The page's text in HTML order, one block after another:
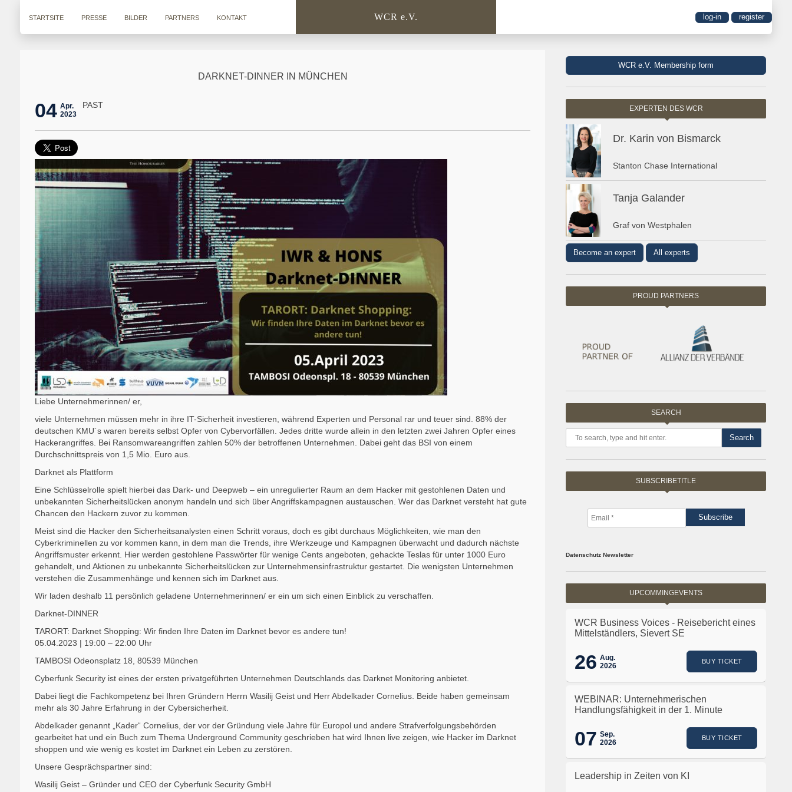
STARTSITE PRESSE BILDER PARTNERS KONTAKT WCR e.V. log-in register
DARKNET-DINNER IN MÜNCHEN
04 Apr.
2023
PAST
Liebe Unternehmerinnen/ er,
viele Unternehmen müssen mehr in ihre IT-Sicherheit investieren, während Experten und Personal rar und teuer sind. 88% der
deutschen KMU´s waren bereits selbst Opfer von Cybervorfällen. Jedes dritte wurde allein in den letzten zwei Jahren Opfer eines
Hackerangriffes. Bei Ransomwareangriffen zahlen 50% der betroffenen Unternehmen. Dabei geht das BSI von einem
Durchschnittspreis von 1,5 Mio. Euro aus.
Darknet als Plattform
Eine Schlüsselrolle spielt hierbei das Dark- und Deepweb – ein unregulierter Raum an dem Hacker mit gestohlenen Daten und
unbekannten Sicherheitslücken anonym handeln und sich über Angriffskampagnen austauschen. Wer das Darknet versteht hat gute
Chancen den Hackern zuvor zu kommen.
Meist sind die Hacker den Sicherheitsanalysten einen Schritt voraus, doch es gibt durchaus Möglichkeiten, wie man den
Cyberkriminellen zu vor kommen kann, in dem man die Trends, ihre Werkzeuge und Kampagnen überwacht und dadurch nächste
Angriffsmuster erkennt. Hier werden gestohlene Passwörter für wenige Cents angeboten, gehackte Teslas für unter 1000 Euro
gehandelt, und Aktionen zu unbekannte Sicherheitslücken zur Unternehmensinfrastruktur gestartet. Die wenigsten Unternehmen
verstehen die Zusammenhänge und kennen sich im Darknet aus.
Wir laden deshalb 11 persönlich geladene Unternehmerinnen/ er ein um sich einen Einblick zu verschaffen.
Darknet-DINNER
TARORT: Darknet Shopping: Wir finden Ihre Daten im Darknet bevor es andere tun!
05.04.2023 | 19:00 – 22:00 Uhr
TAMBOSI Odeonsplatz 18, 80539 München
Cyberfunk Security ist eines der ersten privatgeführten Unternehmen Deutschlands das Darknet Monitoring anbietet.
Dabei liegt die Fachkompetenz bei Ihren Gründern Herrn Wasilij Geist und Herr Abdelkader Cornelius. Beide haben gemeinsam
mehr als 30 Jahre Erfahrung in der Cybersicherheit.
Abdelkader genannt „Kader“ Cornelius, der vor der Gründung viele Jahre für Europol und andere Strafverfolgungsbehörden
gearbeitet hat und ein Buch zum Thema Underground Community geschrieben hat wird Ihnen live zeigen, wie Hacker im Darknet
shoppen und wie wenig es kostet im Darknet ein Leben zu zerstören.
Unsere Gesprächspartner sind:
Wasilij Geist – Gründer und CEO der Cyberfunk Security GmbH
WCR e.V. Membership form
EXPERTEN DES WCR
Dr. Karin von Bismarck
Stanton Chase International
Tanja Galander
Graf von Westphalen
Become an expert All experts
PROUD PARTNERS
SEARCH
Search
SUBSCRIBETITLE
Datenschutz Newsletter
UPCOMMINGEVENTS
WCR Business Voices - Reisebericht eines
Mittelständlers, Sievert SE
26 Aug.
2026
BUY TICKET
WEBINAR: Unternehmerischen
Handlungsfähigkeit in der 1. Minute
07 Sep.
2026
BUY TICKET
Leadership in Zeiten von KI